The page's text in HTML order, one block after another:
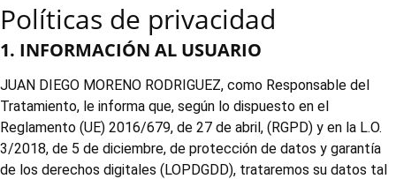
Políticas de privacidad
1. INFORMACIÓN AL USUARIO
JUAN DIEGO MORENO RODRIGUEZ, como Responsable del
Tratamiento, le informa que, según lo dispuesto en el
Reglamento (UE) 2016/679, de 27 de abril, (RGPD) y en la L.O.
3/2018, de 5 de diciembre, de protección de datos y garantía
de los derechos digitales (LOPDGDD), trataremos su datos tal